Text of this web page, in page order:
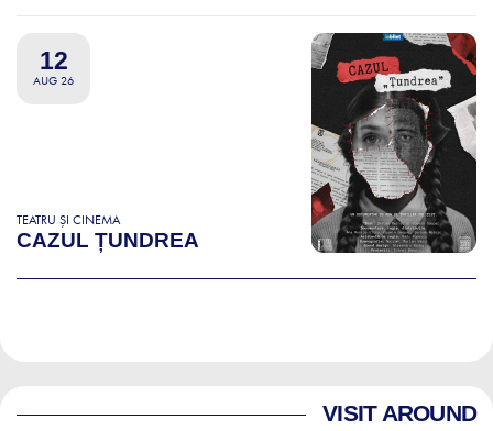
12
AUG 26
TEATRU ȘI CINEMA
CAZUL ȚUNDREA
VISIT AROUND